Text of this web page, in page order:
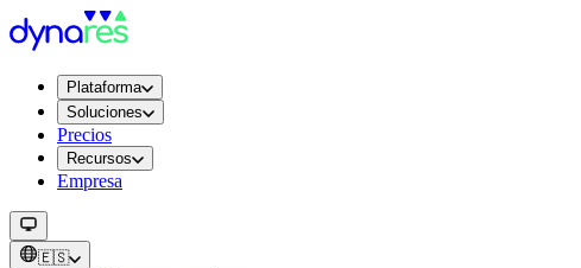
Plataforma
Soluciones
Precios
Recursos
Empresa
🇪🇸